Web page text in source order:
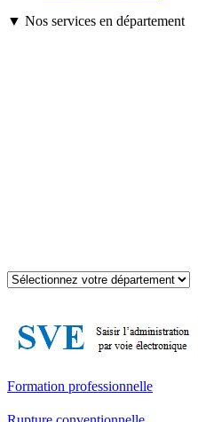
▼ Nos services en département
Formation professionnelle